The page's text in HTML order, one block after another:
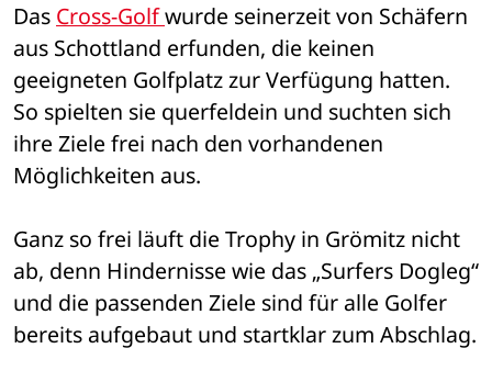
Das Cross-Golf wurde seinerzeit von Schäfern
aus Schottland erfunden, die keinen
geeigneten Golfplatz zur Verfügung hatten.
So spielten sie querfeldein und suchten sich
ihre Ziele frei nach den vorhandenen
Möglichkeiten aus.
Ganz so frei läuft die Trophy in Grömitz nicht
ab, denn Hindernisse wie das „Surfers Dogleg“
und die passenden Ziele sind für alle Golfer